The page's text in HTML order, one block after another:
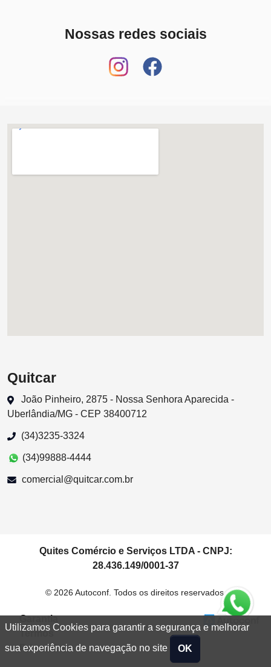
Utilizamos Cookies para garantir a segurança e melhorar
sua experiência de navegação no site OK
Nossas redes sociais
Quitcar
João Pinheiro, 2875 - Nossa Senhora Aparecida -
Uberlândia/MG - CEP 38400712
(34)3235-3324
(34)99888-4444
comercial@quitcar.com.br
Quites Comércio e Serviços LTDA - CNPJ:
28.436.149/0001-37
© 2026 Autoconf. Todos os direitos reservados.
Garantia
Termos
Privacidade